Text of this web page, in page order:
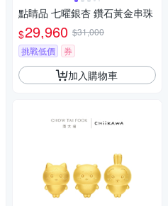
點睛品 七曜銀杏 鑽石黃金串珠
$29,960 $31,000
挑戰低價
券
加入購物車